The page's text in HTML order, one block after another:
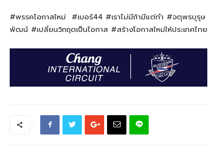
#พรรคโอกาสใหม่ #เบอร์44 #เราไม่มีถ้ามีแต่ทำ #จตุพรบุรุษ
พัฒน์ #เปลี่ยนวิกฤตเป็นโอกาส #สร้างโอกาสใหม่ให้ประเทศไทย